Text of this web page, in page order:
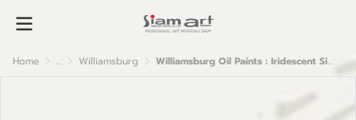
Home ... Williamsburg Williamsburg Oil Paints : Iridescent Silver